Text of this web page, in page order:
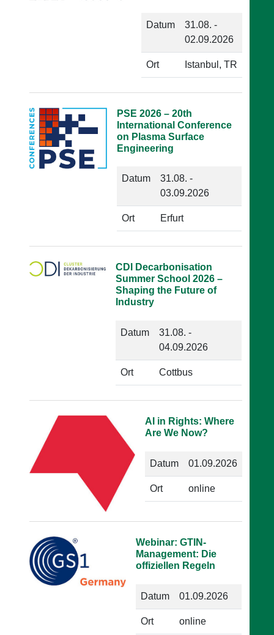
Datum
31.08. -
02.09.2026
Ort Istanbul, TR
PSE 2026 – 20th
International Conference
on Plasma Surface
Engineering
Datum
31.08. -
03.09.2026
Ort Erfurt
CDI Decarbonisation
Summer School 2026 –
Shaping the Future of
Industry
Datum
31.08. -
04.09.2026
Ort Cottbus
AI in Rights: Where
Are We Now?
Datum 01.09.2026
Ort online
Webinar: GTIN-
Management: Die
offiziellen Regeln
Datum 01.09.2026
Ort online